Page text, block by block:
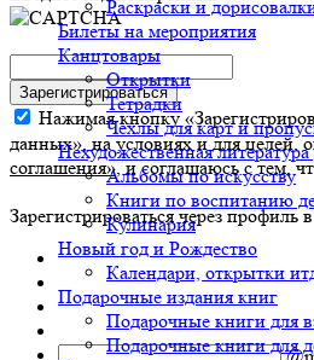
Раскраски и
Билеты на мероприятия
Канцтовары
Открытки
Тетрадки
Чехлы для карт и
Нехудожественная
Альбомы по искусству
Книги по воспитанию
Кулинария
Новый год и Рождество
Календари, открытки
Подарочные издания книг
Подарочные книги для
Подарочные книги для
Зарегистрироваться
Нажимая кнопку
данных», на условиях и для целей,
соглашения», и соглашаюсь с тем,
Зарегистрироваться через профиль